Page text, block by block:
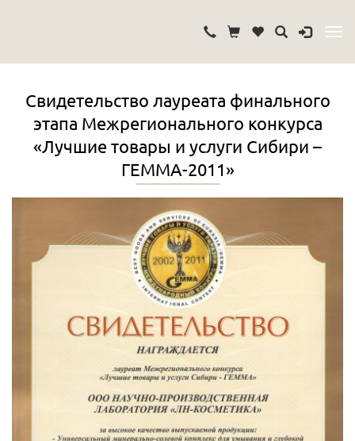
Свидетельство лауреата финального
этапа Межрегионального конкурса
«Лучшие товары и услуги Сибири –
ГЕММА-2011»